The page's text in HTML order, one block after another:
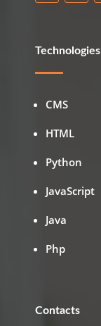
Technologies
CMS
HTML
Python
JavaScript
Java
Php
Contacts